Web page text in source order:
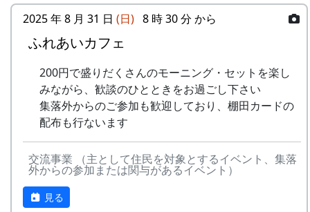
里山の自然と暮らしを守ろうと、全国に棚田オー
ナー制度というのがあります。
ある都会の若者が、棚田で田植えをして地元の人
に管理してもらい、収穫を楽しみに１年を過ごす
姿を想像して詩を書きました。
「この村に、喰われる」、「この村を、喰ってや
る」って、いやいやいや、岩座神はそんな村じゃ
ありませんよ。
バンド
6
ふるさと加美の⾥へ
7
棚⽥の⾵
アンジェラ
8
この町で
MASA BAND
9
⻩⾦の海
アンジェラ
10
帰ってきたよ
H CORPORATION
11
2025 年 8 月 31 日 (日) 8 時 30 分 から
ふれあいカフェ
200円で盛りだくさんのモーニング・セットを楽し
みながら、歓談のひとときをお過ごし下さい
集落外からのご参加も歓迎しており、棚田カードの
配布も行ないます
交流事業 （主として住民を対象とするイベント、集落
外からの参加または関与があるイベント）
見る